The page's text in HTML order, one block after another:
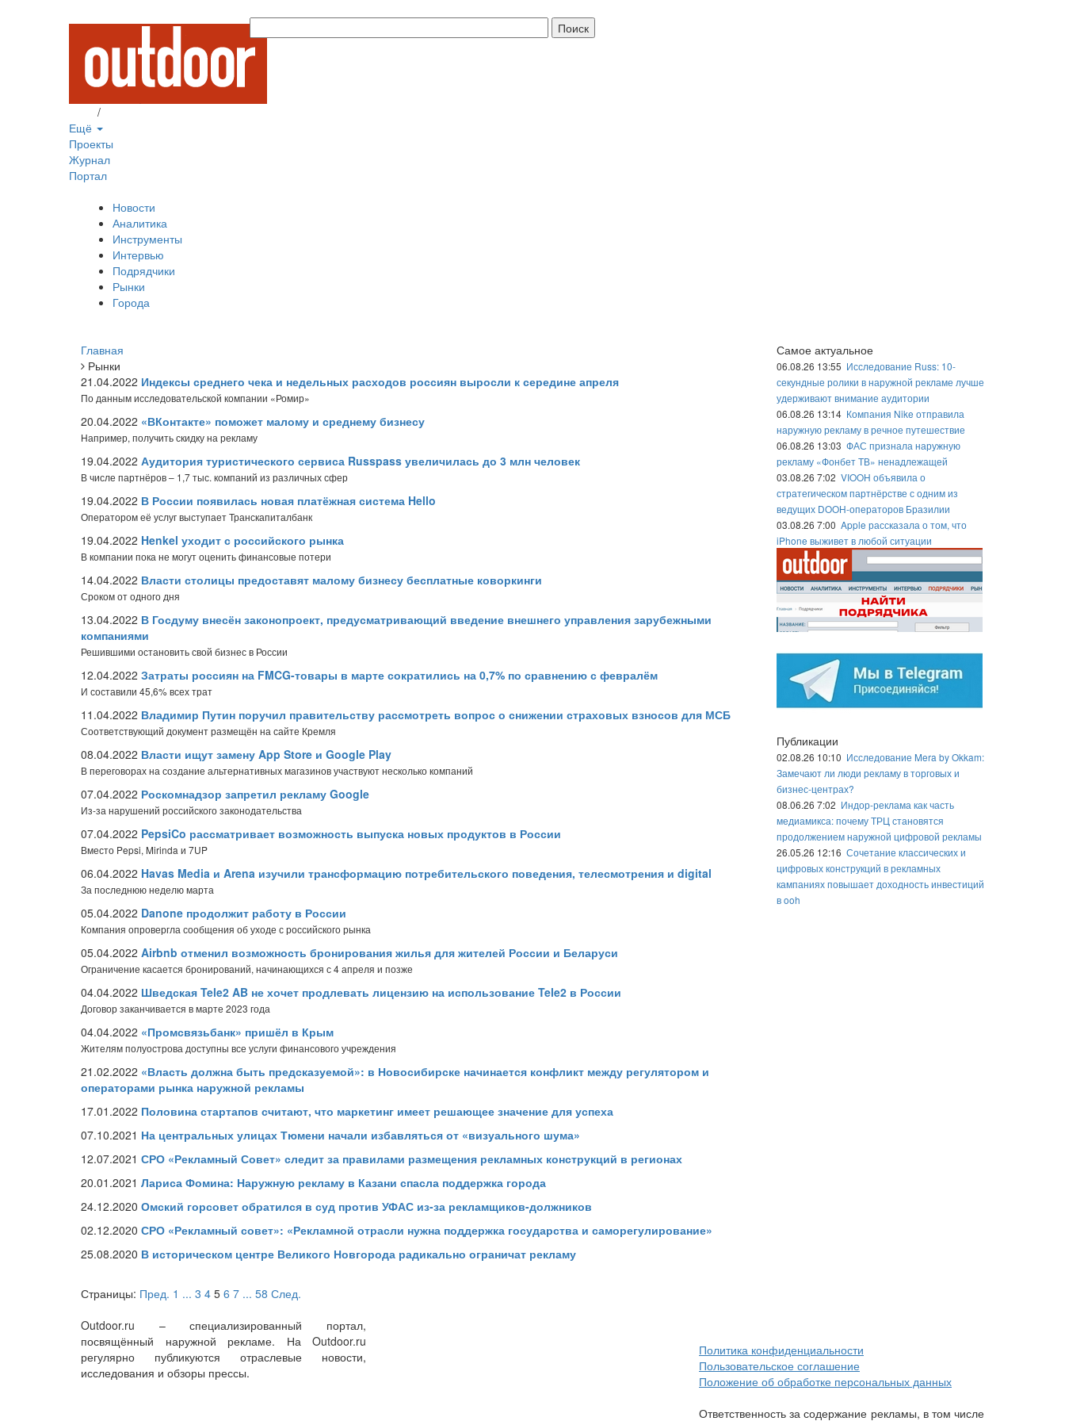
/
Ещё
Проекты
Журнал
Портал
Новости
Аналитика
Инструменты
Интервью
Подрядчики
Рынки
Города
Главная
Рынки
21.04.2022 Индексы среднего чека и недельных расходов россиян выросли к середине апреля
По данным исследовательской компании «Ромир»
20.04.2022 «ВКонтакте» поможет малому и среднему бизнесу
Например, получить скидку на рекламу
19.04.2022 Аудитория туристического сервиса Russpass увеличилась до 3 млн человек
В числе партнёров – 1,7 тыс. компаний из различных сфер
19.04.2022 В России появилась новая платёжная система Hello
Оператором её услуг выступает Транскапиталбанк
19.04.2022 Henkel уходит с российского рынка
В компании пока не могут оценить финансовые потери
14.04.2022 Власти столицы предоставят малому бизнесу бесплатные коворкинги
Сроком от одного дня
13.04.2022 В Госдуму внесён законопроект, предусматривающий введение внешнего управления зарубежными
компаниями
Решившими остановить свой бизнес в России
12.04.2022 Затраты россиян на FMCG-товары в марте сократились на 0,7% по сравнению с февралём
И составили 45,6% всех трат
11.04.2022 Владимир Путин поручил правительству рассмотреть вопрос о снижении страховых взносов для МСБ
Соответствующий документ размещён на сайте Кремля
08.04.2022 Власти ищут замену App Store и Google Play
В переговорах на создание альтернативных магазинов участвуют несколько компаний
07.04.2022 Роскомнадзор запретил рекламу Google
Из-за нарушений российского законодательства
07.04.2022 PepsiCo рассматривает возможность выпуска новых продуктов в России
Вместо Pepsi, Mirinda и 7UP
06.04.2022 Havas Media и Arena изучили трансформацию потребительского поведения, телесмотрения и digital
За последнюю неделю марта
05.04.2022 Danone продолжит работу в России
Компания опровергла сообщения об уходе с российского рынка
05.04.2022 Airbnb отменил возможность бронирования жилья для жителей России и Беларуси
Ограничение касается бронирований, начинающихся с 4 апреля и позже
04.04.2022 Шведская Tele2 AB не хочет продлевать лицензию на использование Tele2 в России
Договор заканчивается в марте 2023 года
04.04.2022 «Промсвязьбанк» пришёл в Крым
Жителям полуострова доступны все услуги финансового учреждения
21.02.2022 «Власть должна быть предсказуемой»: в Новосибирске начинается конфликт между регулятором и
операторами рынка наружной рекламы
17.01.2022 Половина стартапов считают, что маркетинг имеет решающее значение для успеха
07.10.2021 На центральных улицах Тюмени начали избавляться от «визуального шума»
12.07.2021 СРО «Рекламный Совет» следит за правилами размещения рекламных конструкций в регионах
20.01.2021 Лариса Фомина: Наружную рекламу в Казани спасла поддержка города
24.12.2020 Омский горсовет обратился в суд против УФАС из-за рекламщиков-должников
02.12.2020 СРО «Рекламный совет»: «Рекламной отрасли нужна поддержка государства и саморегулирование»
25.08.2020 В историческом центре Великого Новгорода радикально ограничат рекламу
Страницы: Пред. 1 ... 3 4 5 6 7 ... 58 След.
Самое актуальное
06.08.26 13:55 Исследование Russ: 10-
секундные ролики в наружной рекламе лучше
удерживают внимание аудитории
06.08.26 13:14 Компания Nike отправила
наружную рекламу в речное путешествие
06.08.26 13:03 ФАС признала наружную
рекламу «Фонбет ТВ» ненадлежащей
03.08.26 7:02 VIOOH объявила о
стратегическом партнёрстве с одним из
ведущих DOOH-операторов Бразилии
03.08.26 7:00 Apple рассказала о том, что
iPhone выживет в любой ситуации
Публикации
02.08.26 10:10 Исследование Mera by Okkam:
Замечают ли люди рекламу в торговых и
бизнес-центрах?
08.06.26 7:02 Индор-реклама как часть
медиамикса: почему ТРЦ становятся
продолжением наружной цифровой рекламы
26.05.26 12:16 Сочетание классических и
цифровых конструкций в рекламных
кампаниях повышает доходность инвестиций
в ooh
Outdoor.ru – специализированный портал,
посвящённый наружной рекламе. На Outdoor.ru
регулярно публикуются отраслевые новости,
исследования и обзоры прессы.
Политика конфиденциальности
Пользовательское соглашение
Положение об обработке персональных данных
Ответственность за содержание рекламы, в том числе